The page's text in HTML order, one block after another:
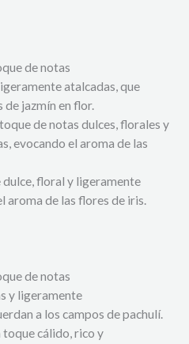
de notas
atalcadas, que
de jazmín en flor.
de notas dulces, florales y
evocando el aroma de las
floral y ligeramente
aroma de las flores de iris.
de notas
y ligeramente
a los campos de pachulí.
cálido, rico y